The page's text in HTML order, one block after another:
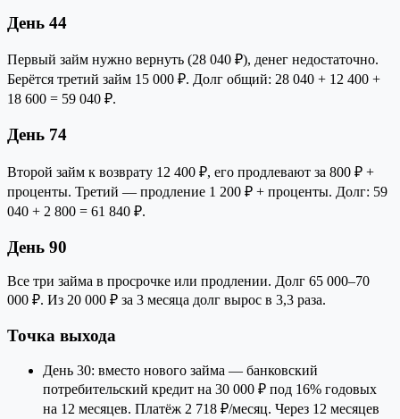
День 44
Первый займ нужно вернуть (28 040 ₽), денег недостаточно.
Берётся третий займ 15 000 ₽. Долг общий: 28 040 + 12 400 +
18 600 = 59 040 ₽.
День 74
Второй займ к возврату 12 400 ₽, его продлевают за 800 ₽ +
проценты. Третий — продление 1 200 ₽ + проценты. Долг: 59
040 + 2 800 = 61 840 ₽.
День 90
Все три займа в просрочке или продлении. Долг 65 000–70
000 ₽. Из 20 000 ₽ за 3 месяца долг вырос в 3,3 раза.
Точка выхода
День 30: вместо нового займа — банковский
потребительский кредит на 30 000 ₽ под 16% годовых
на 12 месяцев. Платёж 2 718 ₽/месяц. Через 12 месяцев